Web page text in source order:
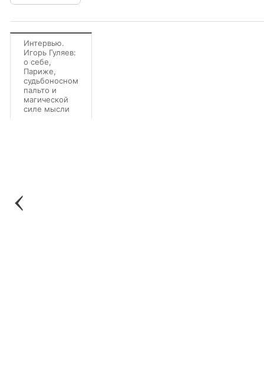
Интервью.
Игорь Гуляев:
о себе,
Париже,
судьбоносном
пальто и
магической
силе мысли